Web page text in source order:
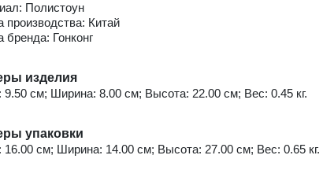
Полистоун
производства: Китай
бренда: Гонконг
изделия
9.50 см; Ширина: 8.00 см; Высота: 22.00 см; Вес: 0.45 кг.
упаковки
16.00 см; Ширина: 14.00 см; Высота: 27.00 см; Вес: 0.65 кг.